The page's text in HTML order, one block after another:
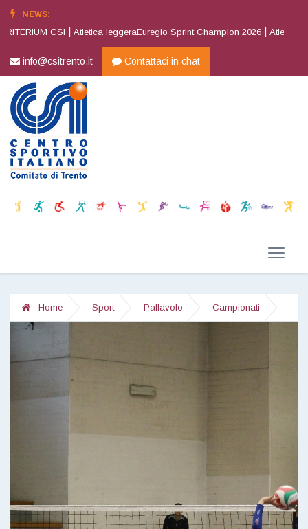
NEWS:
CSI |Atletica leggeraEuregio Sprint Champion 2026 |Atletica
info@csitrento.it Contattaci in chat
Home Sport Pallavolo Campionati